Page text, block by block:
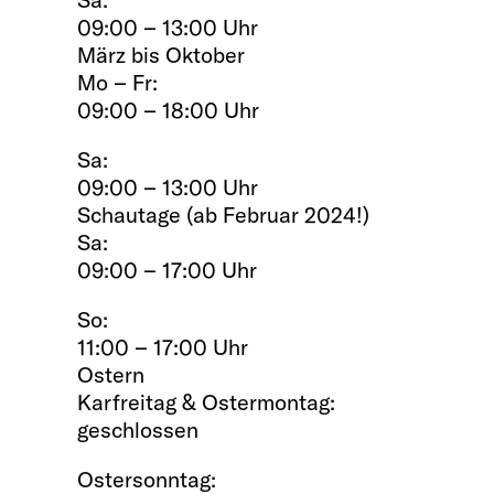
09:00 – 13:00 Uhr
März bis Oktober
Mo – Fr:
09:00 – 18:00 Uhr
Sa:
09:00 – 13:00 Uhr
Schautage (ab Februar 2024!)
Sa:
09:00 – 17:00 Uhr
So:
11:00 – 17:00 Uhr
Ostern
Karfreitag & Ostermontag:
geschlossen
Ostersonntag: